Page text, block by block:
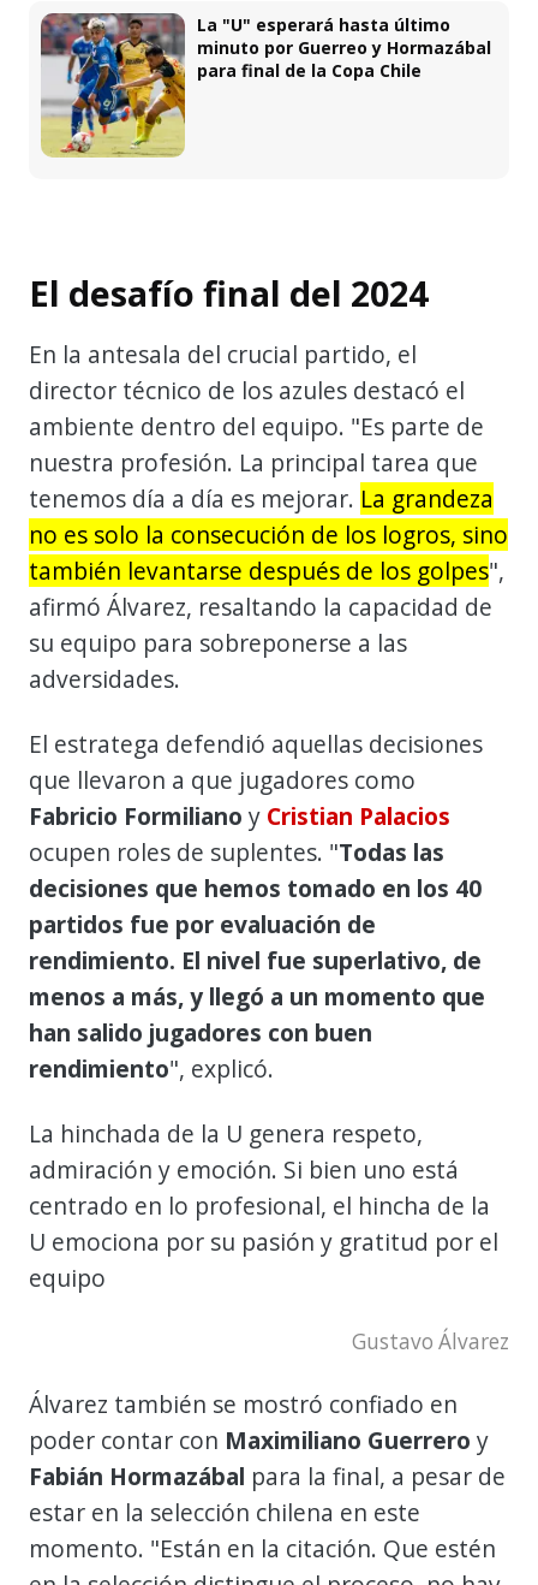
La "U" esperará hasta último
minuto por Guerreo y Hormazábal
para final de la Copa Chile
El desafío final del 2024
En la antesala del crucial partido, el
director técnico de los azules destacó el
ambiente dentro del equipo. "Es parte de
nuestra profesión. La principal tarea que
tenemos día a día es mejorar. La grandeza
no es solo la consecución de los logros, sino
también levantarse después de los golpes",
afirmó Álvarez, resaltando la capacidad de
su equipo para sobreponerse a las
adversidades.
El estratega defendió aquellas decisiones
que llevaron a que jugadores como
Fabricio Formiliano y Cristian Palacios
ocupen roles de suplentes. "Todas las
decisiones que hemos tomado en los 40
partidos fue por evaluación de
rendimiento. El nivel fue superlativo, de
menos a más, y llegó a un momento que
han salido jugadores con buen
rendimiento", explicó.
La hinchada de la U genera respeto,
admiración y emoción. Si bien uno está
centrado en lo profesional, el hincha de la
U emociona por su pasión y gratitud por el
equipo
Gustavo Álvarez
Álvarez también se mostró confiado en
poder contar con Maximiliano Guerrero y
Fabián Hormazábal para la final, a pesar de
estar en la selección chilena en este
momento. "Están en la citación. Que estén